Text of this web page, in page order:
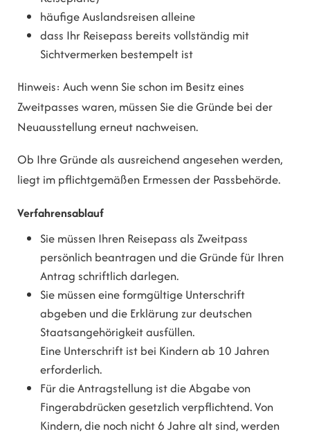
häufige Auslandsreisen alleine
dass Ihr Reisepass bereits vollständig mit
Sichtvermerken bestempelt ist
Hinweis: Auch wenn Sie schon im Besitz eines
Zweitpasses waren, müssen Sie die Gründe bei der
Neuausstellung erneut nachweisen.
Ob Ihre Gründe als ausreichend angesehen werden,
liegt im pflichtgemäßen Ermessen der Passbehörde.
Verfahrensablauf
Sie müssen Ihren Reisepass als Zweitpass
persönlich beantragen und die Gründe für Ihren
Antrag schriftlich darlegen.
Sie müssen eine formgültige Unterschrift
abgeben und die Erklärung zur deutschen
Staatsangehörigkeit ausfüllen.
Eine Unterschrift ist bei Kindern ab 10 Jahren
erforderlich.
Für die Antragstellung ist die Abgabe von
Fingerabdrücken gesetzlich verpflichtend. Von
Kindern, die noch nicht 6 Jahre alt sind, werden